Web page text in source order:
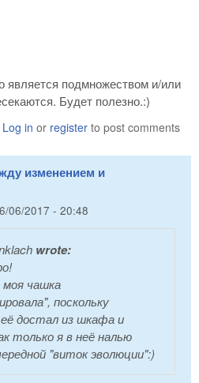
является подмножеством и/или
Будет полезно.:)
Log in or register to post comments
изменением и
06/2017 - 20:48
wrote:
чашка
поскольку
достал из шкафа и
только я в неё налью
"виток эволюции":)